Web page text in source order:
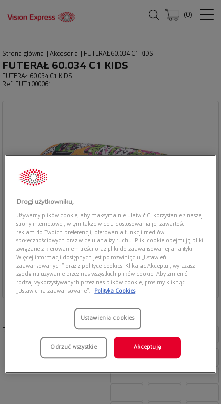
(0)
Strona główna Akcesoria FUTERAŁ 60.034 C1 KIDS
FUTERAŁ 60.034 C1 KIDS
FUTERAŁ 60.034 C1 KIDS
Ref: FUT.1000061
Dostępne kolory:
Drogi użytkowniku,
Używamy plików cookie, aby maksymalnie ułatwić Ci korzystanie z naszej
strony internetowej, w tym także w celu dostosowania jej zawartości i
reklam do Twoich preferencji, oferowania funkcji mediów
społecznościowych oraz w celu analizy ruchu. Pliki cookie obejmują pliki
związane z kierowaniem treści oraz pliki do zaawansowanej analityki.
Więcej informacji dostępnych jest po rozwinięciu „Ustawień
zaawansowanych” oraz z polityce cookies. Klikając Akceptuj, wyrażasz
zgodę na używanie przez nas wszystkich plików cookie. Aby zmienić
rodzaj wykorzystywanych przez nas plików cookie, prosimy kliknąć
„Ustawienia zaawansowane”.
Polityka Cookies
Ustawienia cookies
Odrzuć wszystkie Akceptuję